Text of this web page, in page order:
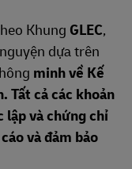
Khung GLEC,
dựa trên
minh về Kế
Tất cả các khoản
lập và chứng chỉ
và đảm bảo